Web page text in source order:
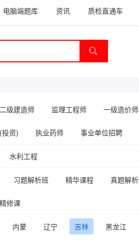
电脑端题库 资讯 质检直通车
二级建造师 监理工程师 一级造价师
资) 执业药师 事业单位招聘
水利工程
习题解析班 精华课程 真题解
修课
内蒙 辽宁 吉林 黑龙江